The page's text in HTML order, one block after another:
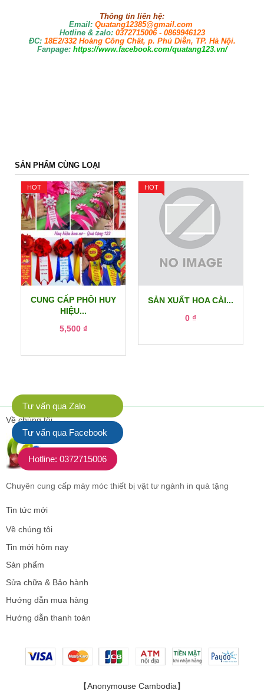
Thông tin liên hệ:
Email: Quatang12385@gmail.com
Hotline & zalo: 0372715006 - 0869946123
ĐC:18E2/332 Hoàng Công Chất, p. Phú Diễn, TP. Hà Nội.
Fanpage: https://www.facebook.com/quatang123.vn/
SẢN PHẨM CÙNG LOẠI
HOT
CUNG CẤP PHÔI HUY
HIỆU...
5,500 ₫
HOT
SẢN XUẤT HOA CÀI...
0 ₫
Về chúng tôi
Chuyên cung cấp máy móc thiết bị vật tư ngành in quà tặng
Tin tức mới
Về chúng tôi
Tin mới hôm nay
Sản phẩm
Sửa chữa & Bảo hành
Hướng dẫn mua hàng
Hướng dẫn thanh toán
【Anonymouse Cambodia】
Tư vấn qua Zalo
Tư vấn qua Facebook
Hotline: 0372715006